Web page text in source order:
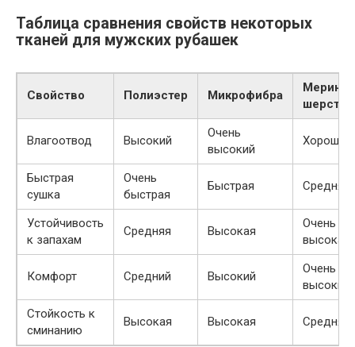
Таблица сравнения свойств некоторых
тканей для мужских рубашек
Свойство Полиэстер Микрофибра
шерсть
Влагоотвод Высокий
Очень
высокий
Хороший
Быстрая
сушка
Очень
быстрая
Быстрая Средняя
Устойчивость
к запахам
Средняя Высокая
Очень
высокая
Комфорт Средний Высокий
Очень
высокий
Стойкость к
сминанию
Высокая Высокая Средняя